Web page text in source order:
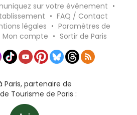
sur votre événement •
• FAQ / Contact
légales • Paramètres de
Mon compte • Sortir de Paris
Paris, partenaire de
Tourisme de Paris :